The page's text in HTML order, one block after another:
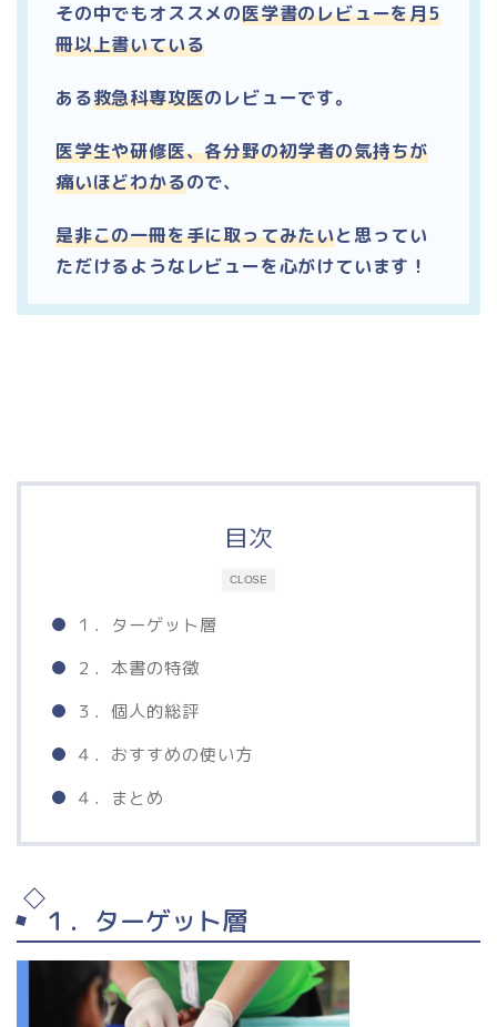
その中でもオススメの医学書のレビューを月5
冊以上書いている
ある救急科専攻医のレビューです。
医学生や研修医、各分野の初学者の気持ちが
痛いほどわかるので、
是非この一冊を手に取ってみたいと思ってい
ただけるようなレビューを心がけています！
CLOSE
目次
１．ターゲット層
２．本書の特徴
３．個人的総評
４．おすすめの使い方
４．まとめ
１．ターゲット層